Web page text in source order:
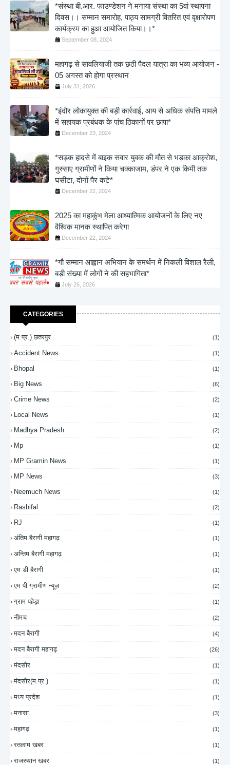
*संस्था बी.आर. फाउण्डेशन ने मनाया संस्था का 5वां स्थापना
दिवस।। सम्मान समारोह, पाठ्य सामग्री वितरित एवं वृक्षारोपण
कार्यक्रम का हुआ आयोजित किया।।*
September 08, 2024
महागढ़ से सावलियाजी तक छठी पैदल यात्रा का भव्य आयोजन -
05 अगस्त को होगा प्रस्थान
July 31, 2026
*इंदौर लोकायुक्त की बड़ी कार्रवाई, आय से अधिक संपत्ति मामले
में सहायक प्रबंधक के पांच ठिकानों पर छापा*
December 23, 2024
*सड़क हादसे में बाइक सवार युवक की मौत से भड़का आक्रोश,
गुस्साए ग्रामीणों ने किया चक्काजाम, डंपर ने एक किमी तक
घसीटा, दोनों पैर कटे*
December 22, 2024
2025 का महाकुंभ मेला आध्यात्मिक आयोजनों के लिए नए
वैश्विक मानक स्थापित करेगा
December 22, 2024
*गौ सम्मान आह्वान अभियान के समर्थन में निकली विशाल रैली,
बड़ी संख्या में लोगों ने की सहभागिता*
July 26, 2026
CATEGORIES
(म.प्र.) छतरपुर (1)
Accident News (1)
Bhopal (1)
Big News (6)
Crime News (2)
Local News (1)
Madhya Pradesh (2)
Mp (1)
MP Gramin News (1)
MP News (3)
Neemuch News (1)
Rashifal (2)
RJ (1)
अंतिम बैरागी महागढ़ (1)
अन्तिम बैरागी महागढ़ (1)
एम डी बैरागी (1)
एम पी ग्रामीण न्यूज़ (2)
ग्राम पहेड़ा (1)
नीमच (2)
मदन बैरागी (4)
मदन बैरागी महागढ़ (26)
मंदसौर (1)
मंदसौर(म.प्र.) (1)
मध्य प्रदेश (1)
मनासा (3)
महागढ़ (1)
रतलाम खबर (1)
राजस्थान खबर (1)